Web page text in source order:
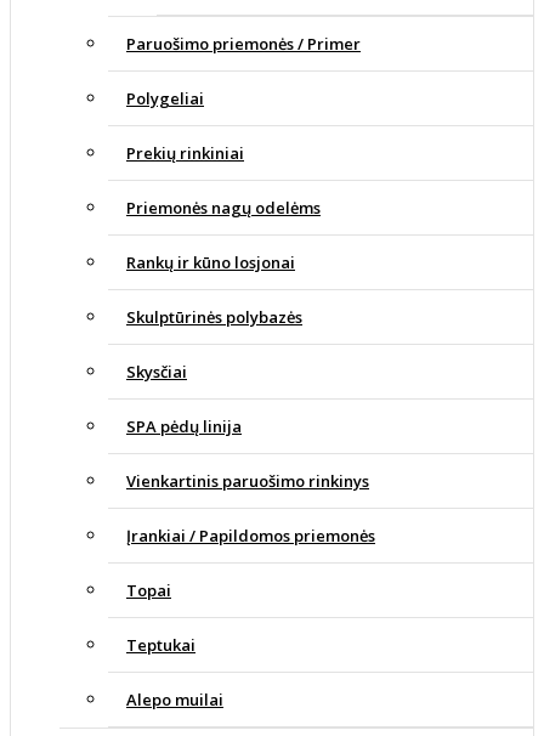
Paruošimo priemonės / Primer
Polygeliai
Prekių rinkiniai
Priemonės nagų odelėms
Rankų ir kūno losjonai
Skulptūrinės polybazės
Skysčiai
SPA pėdų linija
Vienkartinis paruošimo rinkinys
Įrankiai / Papildomos priemonės
Topai
Teptukai
Alepo muilai